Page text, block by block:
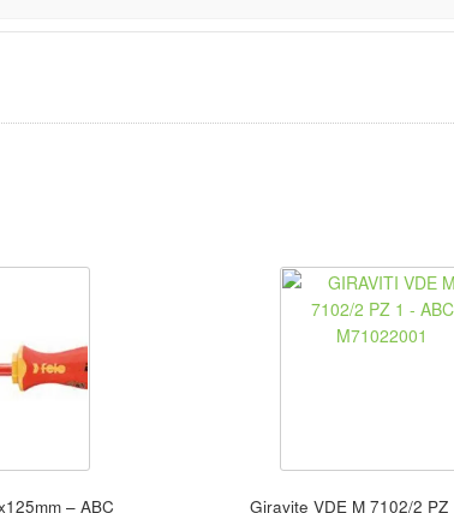
– ABC
Giravite VDE M 7102/2 PZ 1 –